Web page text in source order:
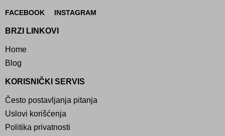
FACEBOOK INSTAGRAM
BRZI LINKOVI
Home
Blog
KORISNIČKI SERVIS
Često postavljanja pitanja
Uslovi korišćenja
Politika privatnosti